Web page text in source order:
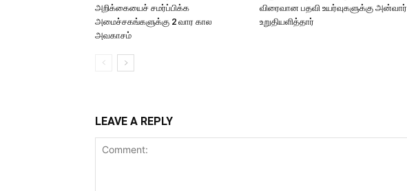
அறிக்கையைச் சமர்ப்பிக்க
அமைச்சகங்களுக்கு 2 வார கால
அவகாசம்
விரைவான பதவி உயர்வுகளுக்கு அன்வார்
உறுதியளித்தார்
LEAVE A REPLY